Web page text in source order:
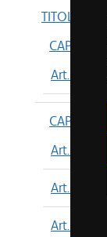
TITOLO I
CAPO I
Art. 199
CAPO II
Art. 200
Art. 201
Art. 202